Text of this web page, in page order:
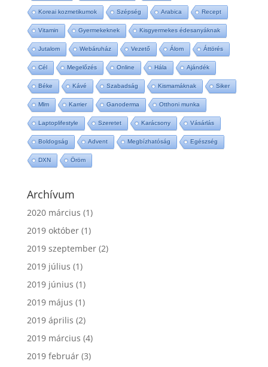
Koreai kozmetikumok Szépség Arabica Recept
Vitamin Gyermekeknek Kisgyermekes édesanyáknak
Jutalom Webáruház Vezető Álom Áttörés
Cél Megelőzés Online Hála Ajándék
Béke Kávé Szabadság Kismamáknak Siker
Mlm Karrier Ganoderma Otthoni munka
Laptoplifestyle Szeretet Karácsony Vásárlás
Boldogság Advent Megbízhatóság Egészség
DXN Öröm
Archívum
2020 március (1)
2019 október(1)
2019 szeptember(2)
2019 július (1)
2019 június (1)
2019 május (1)
2019 április (2)
2019 március (4)
2019 február(3)